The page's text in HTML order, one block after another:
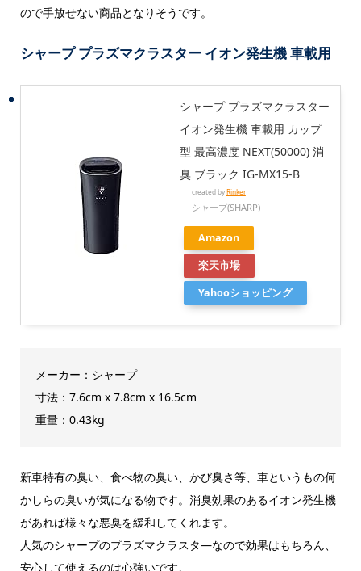
ので手放せない商品となりそうです。
シャープ プラズマクラスター イオン発生機 車載用
シャープ プラズマクラスター
イオン発生機 車載用 カップ
型 最高濃度 NEXT(50000) 消
臭 ブラック IG-MX15-B
created byRinker
シャープ(SHARP)
Amazon
楽天市場
Yahooショッピング
メーカー：シャープ
寸法：7.6cm x 7.8cm x 16.5cm
重量：0.43kg
新車特有の臭い、食べ物の臭い、かび臭さ等、車というもの何
かしらの臭いが気になる物です。消臭効果のあるイオン発生機
があれば様々な悪臭を緩和してくれます。
人気のシャープのプラズマクラスタ―なので効果はもちろん、
安心して使えるのは心強いです。